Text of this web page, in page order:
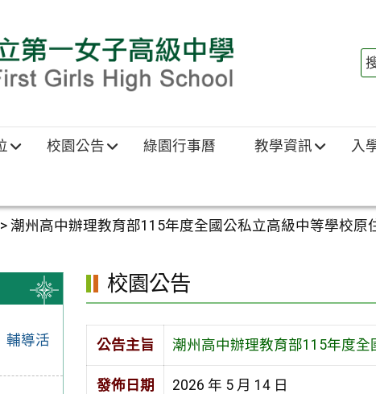
校園公告 綠園行事曆 教學資訊 入
> 潮州高中辦理教育部115年度全國公私立高級中等學校原
輔導活
校園公告
公告主旨 潮州高中辦理教育部115年度
發佈日期 2026 年 5 月 14 日